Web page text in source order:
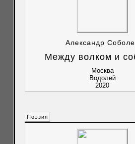
Александр
Между волком и
Москва
Водолей
2020
Поэзия